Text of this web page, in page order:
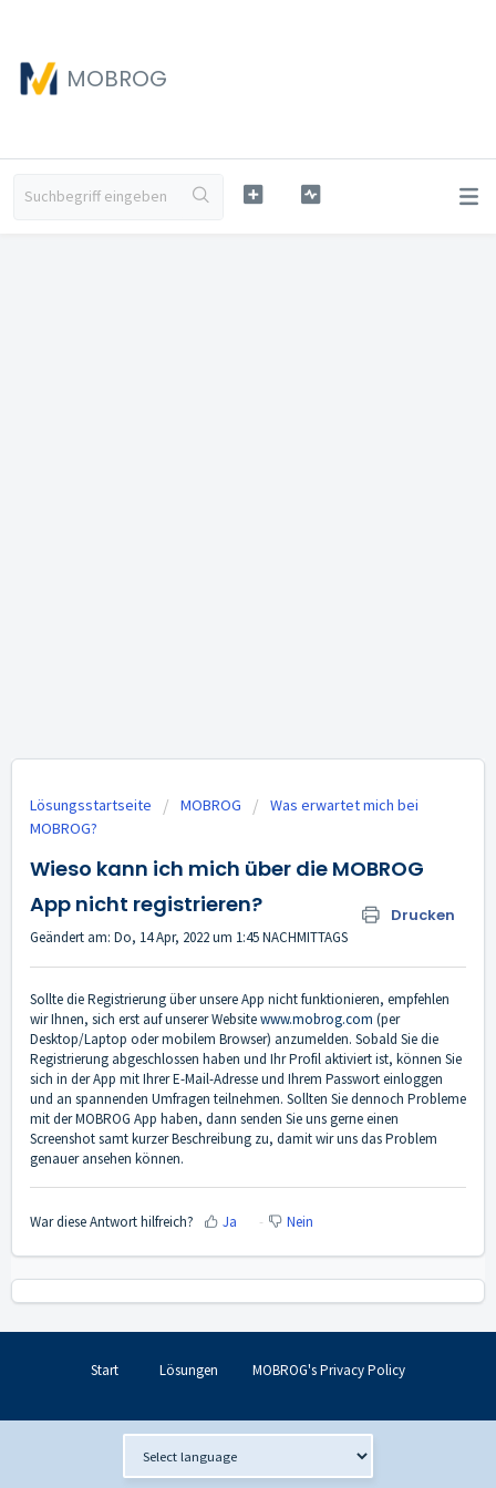
MOBROG
Lösungsstartseite MOBROG
Was erwartet mich bei
MOBROG?
Wieso kann ich mich über die MOBROG
App nicht registrieren?
Drucken
Geändert am: Do, 14 Apr, 2022 um 1:45 NACHMITTAGS
Sollte die Registrierung über unsere App nicht funktionieren, empfehlen
wir Ihnen, sich erst auf unserer Websitewww.mobrog.com (per
Desktop/Laptop oder mobilem Browser) anzumelden. Sobald Sie die
Registrierung abgeschlossen haben und Ihr Profil aktiviert ist, können Sie
sich in der App mit Ihrer E-Mail-Adresse und Ihrem Passwort einloggen
und an spannenden Umfragen teilnehmen. Sollten Sie dennoch Probleme
mit der MOBROG App haben, dann senden Sie uns gerne einen
Screenshot samt kurzer Beschreibung zu, damit wir uns das Problem
genauer ansehen können.
War diese Antwort hilfreich? Ja Nein
Start Lösungen MOBROG's Privacy Policy